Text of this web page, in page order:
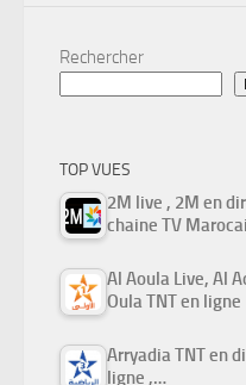
Rechercher
TOP VUES
2M live , 2M en
chaine TV
Al Aoula Live, Al
Oula TNT en ligne
Arryadia TNT en
ligne ,…